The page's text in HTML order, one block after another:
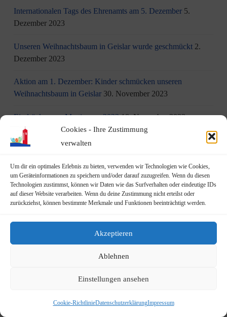
Cookies - Ihre Zustimmung
verwalten
Um dir ein optimales Erlebnis zu bieten, verwenden wir Technologien wie Cookies,
um Geräteinformationen zu speichern und/oder darauf zuzugreifen. Wenn du diesen
Technologien zustimmst, können wir Daten wie das Surfverhalten oder eindeutige IDs
auf dieser Website verarbeiten. Wenn du deine Zustimmung nicht erteilst oder
zurückziehst, können bestimmte Merkmale und Funktionen beeinträchtigt werden.
Akzeptieren
Ablehnen
Einstellungen ansehen
Cookie-RichtlinieDatenschutzerklärungImpressum
Internationalen Tags des Ehrenamts am 5. Dezember 5.
Dezember 2023
Unseren Weihnachtsbaum in Geislar wurde geschmückt 2.
Dezember 2023
Aktion am 1. Dezember: Kinder schmücken unseren
Weihnachtsbaum in Geislar 30. November 2023
Eindrücke vom Martinszug 2023 18. November 2023
„Hubertusklause“ öffnet (endlich) wieder 12. November 2023
Malwettbewerb für Kinder 11. November 2023
Neuer Standort der Jugendarbeit „op Jöck“ vom
JUgendZEntrum Haus Michael
9. November 2023
DRK Blutspende am Mittwoch, den 22.11.2023 in Vilich
(Haus der Begegnung St. Peter Vilich)
3. November 2023
19.10.2023: Rundgang durch Geislar mit Vertretern der FDP